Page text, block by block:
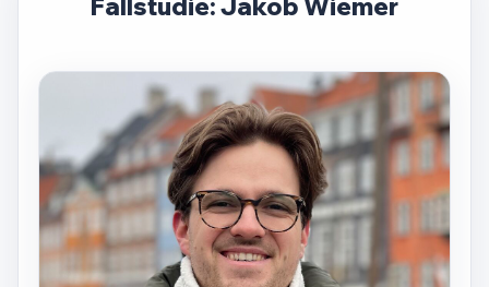
Fallstudie: Jakob Wiemer